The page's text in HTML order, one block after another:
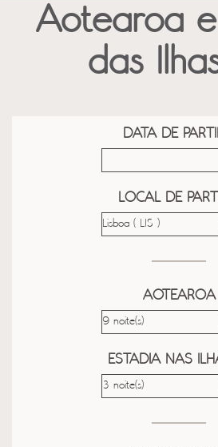
Aotearoa
das
DATA DE
LOCAL DE
AOTEAROA
ESTADIA NAS